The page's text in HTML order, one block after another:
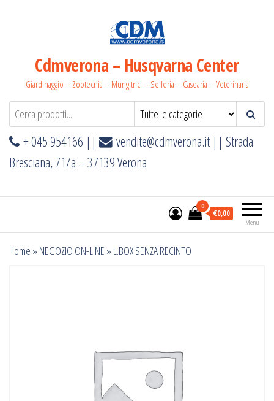
Cdmverona – Husqvarna Center
Giardinaggio – Zootecnia – Mungitrici – Selleria – Casearia – Veterinaria
+ 045 954166 || vendite@cdmverona.it || Strada
Bresciana, 71/a – 37139 Verona
Menu
0
€0,00
Home » NEGOZIO ON-LINE » L.BOX SENZA RECINTO